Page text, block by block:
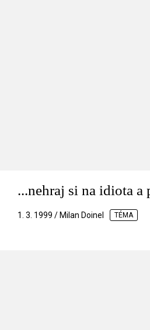
...nehraj si na idiota a
1. 3. 1999 / Milan Doinel TÉMA